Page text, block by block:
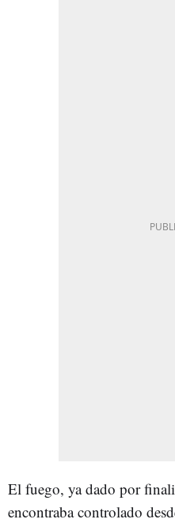
El fuego, ya dado por
encontraba controlado